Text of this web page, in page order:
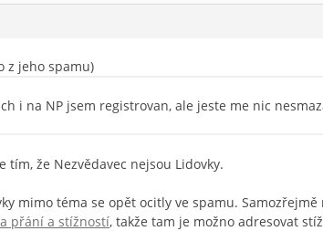
z jeho spamu)
i na NP jsem registrovan, ale jeste me nic
tím, že Nezvědavec nejsou Lidovky.
mimo téma se opět ocitly ve spamu.
přání a stížností, takže tam je možno adresovat